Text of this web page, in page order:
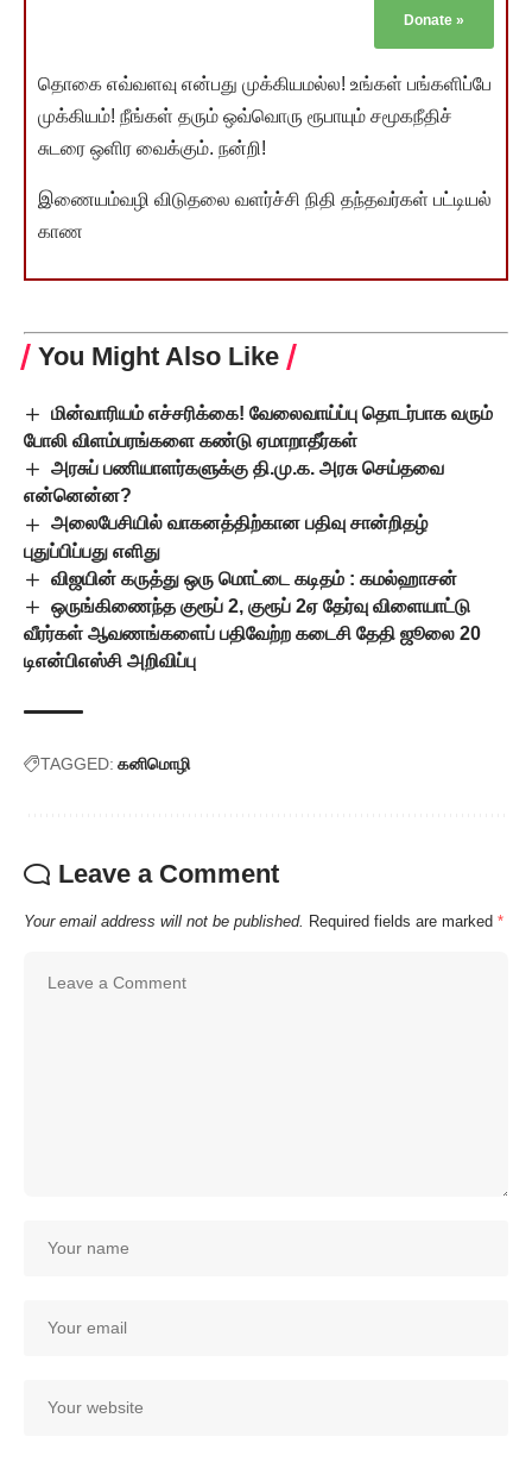
Donate »
தொகை எவ்வளவு என்பது முக்கியமல்ல! உங்கள் பங்களிப்பே
முக்கியம்! நீங்கள் தரும் ஒவ்வொரு ரூபாயும் சமூகநீதிச்
சுடரை ஒளிர வைக்கும். நன்றி!
இணையம்வழி விடுதலை வளர்ச்சி நிதி தந்தவர்கள் பட்டியல்
காண
You Might Also Like
மின்வாரியம் எச்சரிக்கை! வேலைவாய்ப்பு தொடர்பாக வரும்
போலி விளம்பரங்களை கண்டு ஏமாறாதீர்கள்
அரசுப் பணியாளர்களுக்கு தி.மு.க. அரசு செய்தவை
என்னென்ன?
அலைபேசியில் வாகனத்திற்கான பதிவு சான்றிதழ்
புதுப்பிப்பது எளிது
விஜயின் கருத்து ஒரு மொட்டை கடிதம் : கமல்ஹாசன்
ஒருங்கிணைந்த குரூப் 2, குரூப் 2ஏ தேர்வு விளையாட்டு
வீரர்கள் ஆவணங்களைப் பதிவேற்ற கடைசி தேதி ஜூலை 20
டிஎன்பிஎஸ்சி அறிவிப்பு
TAGGED: கனிமொழி
Leave a Comment
Your email address will not be published. Required fields are marked *